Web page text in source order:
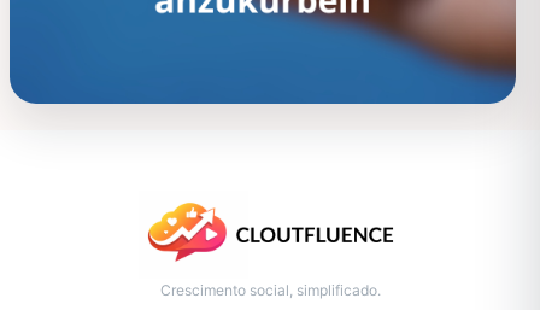
Crescimento social, simplificado.